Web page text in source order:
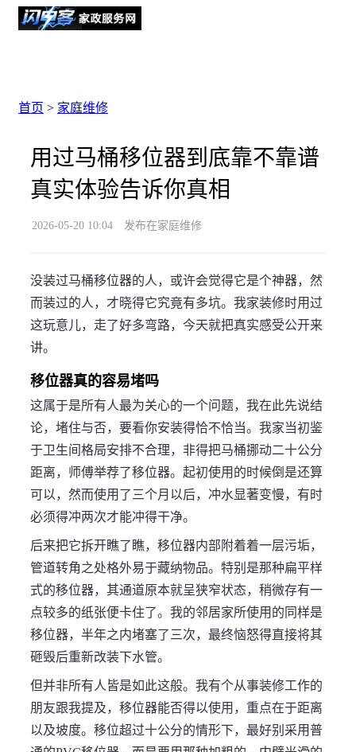
首页 > 家庭维修
用过马桶移位器到底靠不靠谱
真实体验告诉你真相
2026-05-20 10:04 发布在家庭维修
没装过马桶移位器的人，或许会觉得它是个神器，然
而装过的人，才晓得它究竟有多坑。我家装修时用过
这玩意儿，走了好多弯路，今天就把真实感受公开来
讲。
移位器真的容易堵吗
这属于是所有人最为关心的一个问题，我在此先说结
论，堵住与否，要看你安装得恰不恰当。我家当初鉴
于卫生间格局安排不合理，非得把马桶挪动二十公分
距离，师傅举荐了移位器。起初使用的时候倒是还算
可以，然而使用了三个月以后，冲水显著变慢，有时
必须得冲两次才能冲得干净。
后来把它拆开瞧了瞧，移位器内部附着着一层污垢，
管道转角之处格外易于藏纳物品。特别是那种扁平样
式的移位器，其通道原本就呈狭窄状态，稍微存有一
点较多的纸张便卡住了。我的邻居家所使用的同样是
移位器，半年之内堵塞了三次，最终恼怒得直接将其
砸毁后重新改装下水管。
但并非所有人皆是如此这般。我有个从事装修工作的
朋友跟我提及，移位器能否得以使用，重点在于距离
以及坡度。移位超过十公分的情形下，最好别采用普